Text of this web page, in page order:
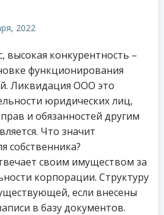
2022
высокая конкурентность –
функционирования
Ликвидация ООО это
юридических лиц,
и обязанностей другим
Что значит
собственника?
своим имуществом за
корпорации. Структуру
если внесены
в базу документов.